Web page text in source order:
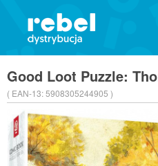
Good Loot Puzzle:
( EAN-13:5908305244905 )